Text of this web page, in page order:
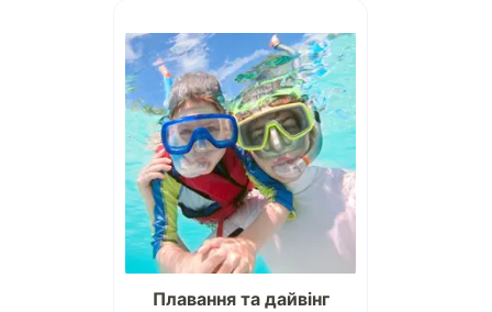
Плавання та дайвінг